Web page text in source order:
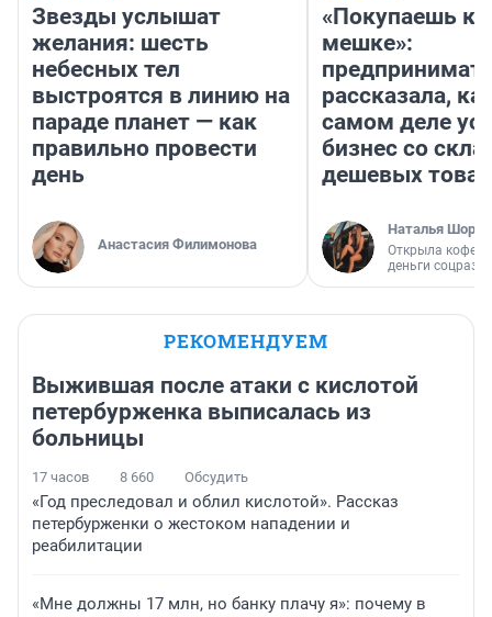
Звезды услышат
желания: шесть
небесных тел
выстроятся в линию на
параде планет — как
правильно провести
день
Анастасия Филимонова
«Покупаешь
мешке»:
рассказала,
самом деле
бизнес со
дешевых
Наталья
Открыла
деньги
РЕКОМЕНДУЕМ
Выжившая после атаки с кислотой
петербурженка выписалась из
больницы
17 часов 8 660 Обсудить
«Год преследовал и облил кислотой». Рассказ
петербурженки о жестоком нападении и
реабилитации
«Мне должны 17 млн, но банку плачу я»: почему в